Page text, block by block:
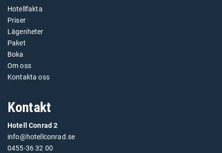
Hotellfakta
Priser
Lägenheter
Paket
Boka
Om oss
Kontakta oss
Kontakt
Hotell Conrad 2
info@hotellconrad.se
0455-36 32 00